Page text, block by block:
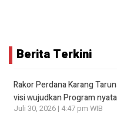
Berita Terkini
Rakor Perdana Karang
visi wujudkan Program
Juli 30, 2026 | 4:47 pm WIB